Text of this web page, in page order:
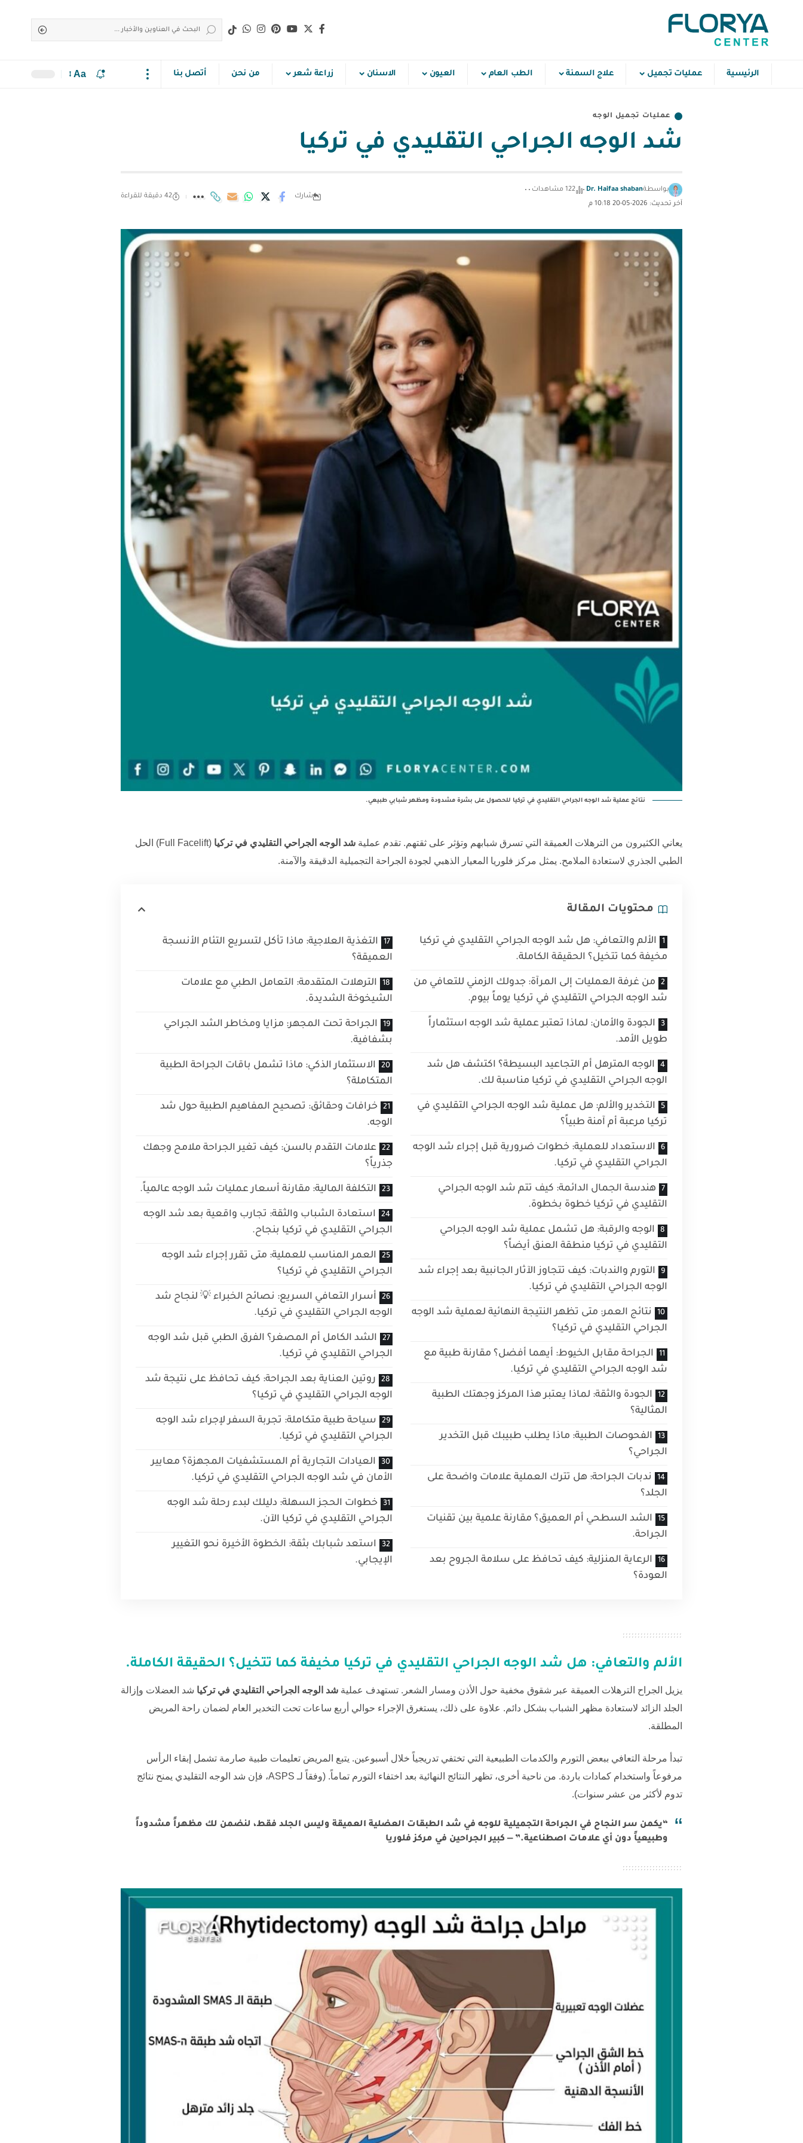
الرئيسية عمليات تجميل علاج السمنة الطب العام العيون الاسنان زراعة شعر من نحن أتصل بنا Aa
عمليات تجميل الوجه
شد الوجه الجراحي التقليدي في تركيا
آخر تحديث: 2026-05-20 10:18 م
بواسطةDr. Haifaa shaban
122 مشاهدات
شارك
42 دقيقة للقراءة
نتائج عملية شد الوجه الجراحي التقليدي في تركيا للحصول على بشرة مشدودة ومظهر شبابي طبيعي.
يعاني الكثيرون من الترهلات العميقة التي تسرق شبابهم وتؤثر على ثقتهم. تقدم عملية شد الوجه الجراحي التقليدي في تركيا
(Full Facelift) الحل
الطبي الجذري لاستعادة الملامح. يمثل مركز فلوريا المعيار الذهبي لجودة الجراحة التجميلية الدقيقة والآمنة.
محتويات المقالة
الألم والتعافي: هل شد الوجه الجراحي التقليدي في تركيا
مخيفة كما تتخيل؟ الحقيقة الكاملة.
من غرفة العمليات إلى المرآة: جدولك الزمني للتعافي من
شد الوجه الجراحي التقليدي في تركيا يوماً بيوم.
الجودة والأمان: لماذا تعتبر عملية شد الوجه استثماراً
طويل الأمد.
الوجه المترهل أم التجاعيد البسيطة؟ اكتشف هل شد
الوجه الجراحي التقليدي في تركيا مناسبة لك.
التخدير والألم: هل عملية شد الوجه الجراحي التقليدي في
تركيا مرعبة أم آمنة طبياً؟
الاستعداد للعملية: خطوات ضرورية قبل إجراء شد الوجه
الجراحي التقليدي في تركيا.
هندسة الجمال الدائمة: كيف تتم شد الوجه الجراحي
التقليدي في تركيا خطوة بخطوة.
الوجه والرقبة: هل تشمل عملية شد الوجه الجراحي
التقليدي في تركيا منطقة العنق أيضاً؟
التورم والندبات: كيف تتجاوز الآثار الجانبية بعد إجراء شد
الوجه الجراحي التقليدي في تركيا.
نتائج العمر: متى تظهر النتيجة النهائية لعملية شد الوجه
الجراحي التقليدي في تركيا؟
الجراحة مقابل الخيوط: أيهما أفضل؟ مقارنة طبية مع
شد الوجه الجراحي التقليدي في تركيا.
الجودة والثقة: لماذا يعتبر هذا المركز وجهتك الطبية
المثالية؟
الفحوصات الطبية: ماذا يطلب طبيبك قبل التخدير
الجراحي؟
ندبات الجراحة: هل تترك العملية علامات واضحة على
الجلد؟
الشد السطحي أم العميق؟ مقارنة علمية بين تقنيات
الجراحة.
الرعاية المنزلية: كيف تحافظ على سلامة الجروح بعد
العودة؟
التغذية العلاجية: ماذا تأكل لتسريع التئام الأنسجة
العميقة؟
الترهلات المتقدمة: التعامل الطبي مع علامات
الشيخوخة الشديدة.
الجراحة تحت المجهر: مزايا ومخاطر الشد الجراحي
بشفافية.
الاستثمار الذكي: ماذا تشمل باقات الجراحة الطبية
المتكاملة؟
خرافات وحقائق: تصحيح المفاهيم الطبية حول شد
الوجه.
علامات التقدم بالسن: كيف تغير الجراحة ملامح وجهك
جذرياً؟
التكلفة المالية: مقارنة أسعار عمليات شد الوجه عالمياً.
استعادة الشباب والثقة: تجارب واقعية بعد شد الوجه
الجراحي التقليدي في تركيا بنجاح.
العمر المناسب للعملية: متى تقرر إجراء شد الوجه
الجراحي التقليدي في تركيا؟
أسرار التعافي السريع: نصائح الخبراء 💡 لنجاح شد
الوجه الجراحي التقليدي في تركيا.
الشد الكامل أم المصغر؟ الفرق الطبي قبل شد الوجه
الجراحي التقليدي في تركيا.
روتين العناية بعد الجراحة: كيف تحافظ على نتيجة شد
الوجه الجراحي التقليدي في تركيا؟
سياحة طبية متكاملة: تجربة السفر لإجراء شد الوجه
الجراحي التقليدي في تركيا.
العيادات التجارية أم المستشفيات المجهزة؟ معايير
الأمان في شد الوجه الجراحي التقليدي في تركيا.
خطوات الحجز السهلة: دليلك لبدء رحلة شد الوجه
الجراحي التقليدي في تركيا الآن.
استعد شبابك بثقة: الخطوة الأخيرة نحو التغيير
الإيجابي.
الألم والتعافي: هل شد الوجه الجراحي التقليدي في تركيا مخيفة كما تتخيل؟ الحقيقة الكاملة.
يزيل الجراح الترهلات العميقة عبر شقوق مخفية حول الأذن ومسار الشعر. تستهدف عملية شد الوجه الجراحي التقليدي في تركيا شد العضلات وإزالة
الجلد الزائد لاستعادة مظهر الشباب بشكل دائم. علاوة على ذلك، يستغرق الإجراء حوالي أربع ساعات تحت التخدير العام لضمان راحة المريض
المطلقة.
تبدأ مرحلة التعافي ببعض التورم والكدمات الطبيعية التي تختفي تدريجياً خلال أسبوعين. يتبع المريض تعليمات طبية صارمة تشمل إبقاء الرأس
مرفوعاً واستخدام كمادات باردة. من ناحية أخرى، تظهر النتائج النهائية بعد اختفاء التورم تماماً. (وفقاً لـ ASPS، فإن شد الوجه التقليدي يمنح نتائج
تدوم لأكثر من عشر سنوات).
“يكمن سر النجاح في الجراحة التجميلية للوجه في شد الطبقات العضلية العميقة وليس الجلد فقط، لنضمن لك مظهراً مشدوداً
وطبيعياً دون أي علامات اصطناعية.” — كبير الجراحين في مركز فلوريا